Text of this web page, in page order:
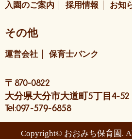
入園のご案内
採用情報 お知
その他
運営会社 保育士バンク
〒870-0822
大分県大分市大道町5丁目4-52
Tel:097-579-6858
Copyright© おおみち保育園.